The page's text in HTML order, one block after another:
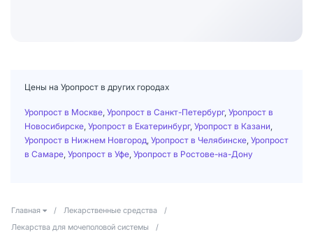
Цены на Уропрост в других городах
Уропрост в Москве Уропрост в Санкт-Петербург, Уропрост в
Новосибирске Уропрост в Екатеринбург, Уропрост в Казани
Уропрост в Нижнем Новгород Уропрост в Челябинске Уропрост
в Самаре Уропрост в Уфе Уропрост в Ростове-на-Дону
Главная / Лекарственные средства
/
Лекарства для мочеполовой системы
/